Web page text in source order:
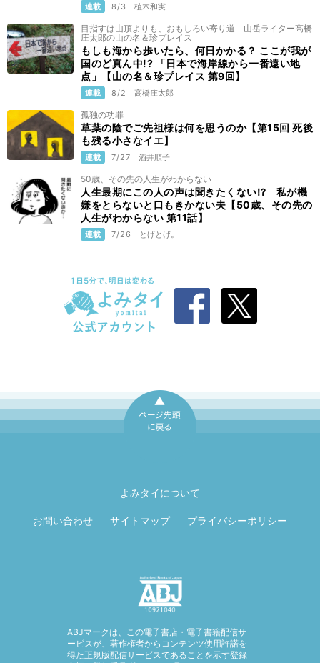
連載 8/3 植木和実
目指すは山頂よりも、おもしろい寄り道 山岳ライター高橋
庄太郎の山の名＆珍プレイス
もしも海から歩いたら、何日かかる？ ここが我が
国のど真ん中!? 「日本で海岸線から一番遠い地
点」【山の名＆珍プレイス 第9回】
連載 8/2 高橋庄太郎
孤独の功罪
草葉の陰でご先祖様は何を思うのか【第15回 死後
も残る小さなイエ】
連載 7/27 酒井順子
50歳、その先の人生がわからない
人生最期にこの人の声は聞きたくない⁉ 私が機
嫌をとらないと口もきかない夫【50歳、その先の
人生がわからない 第11話】
連載 7/26 とげとげ。
よみタイについて
お問い合わせ サイトマップ プライバシーポリシー
ABJマークは、この電子書店・電子書籍配信サ
ービスが、著作権者からコンテンツ使用許諾を
得た正規版配信サービスであることを示す登録